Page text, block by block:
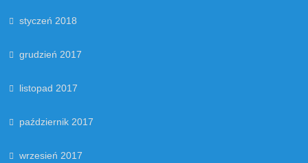
styczeń 2018
grudzień 2017
listopad 2017
październik 2017
wrzesień 2017